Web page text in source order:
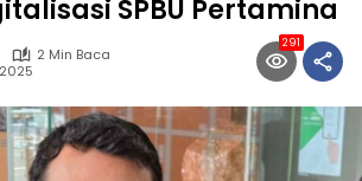
SPBU Pertamina
2 Min Baca
291